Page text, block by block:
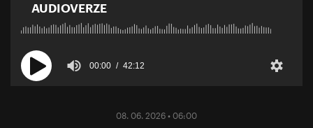
AUDIOVERZE
00:00 42:12
08. 06. 2026 • 06:00